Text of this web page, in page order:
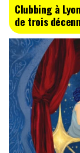
Clubbing à
de trois